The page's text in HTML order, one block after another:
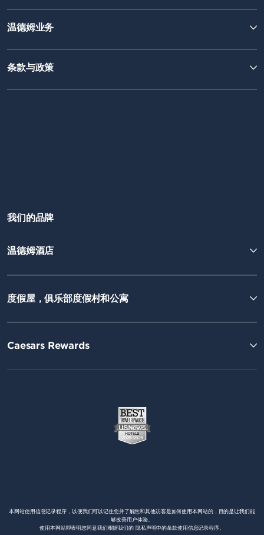
温德姆业务
条款与政策
我们的品牌
温德姆酒店
度假屋，俱乐部度假村和公寓
Caesars Rewards
本网站使用信息记录程序，以便我们可以记住您并了解您和其他访客是如何使用本网站的，目的是让我们能
够改善用户体验。
使用本网站即表明您同意我们根据我们的 隐私声明中的条款使用信息记录程序。